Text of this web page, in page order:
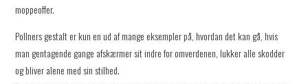
moppeoffer.
Pollners gestalt er kun en ud af mange eksempler på, hvordan det kan gå, hvis
man gentagende gange afskærmer sit indre for omverdenen, lukker alle skodder
og bliver alene med sin stilhed.